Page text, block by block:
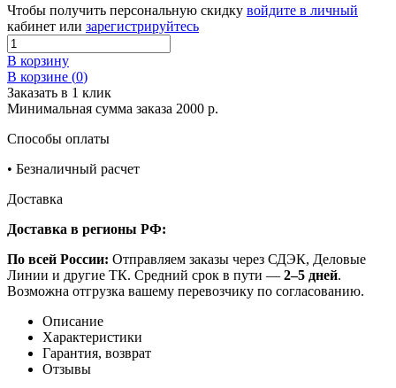
Чтобы получить персональную скидку войдите в личный
кабинет или зарегистрируйтесь
В корзину
В корзине (0)
Заказать в 1 клик
Минимальная сумма заказа 2000 р.
Способы оплаты
• Безналичный расчет
Доставка
Доставка в регионы РФ:
По всей России: Отправляем заказы через СДЭК, Деловые
Линии и другие ТК. Средний срок в пути — 2–5 дней.
Возможна отгрузка вашему перевозчику по согласованию.
Описание
Характеристики
Гарантия, возврат
Отзывы